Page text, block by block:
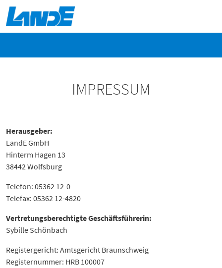
IMPRESSUM
Herausgeber:
LandE GmbH
Hinterm Hagen 13
38442 Wolfsburg
Telefon: 05362 12-0
Telefax: 05362 12-4820
Vertretungsberechtigte Geschäftsführerin:
Sybille Schönbach
Registergericht: Amtsgericht Braunschweig
Registernummer: HRB 100007